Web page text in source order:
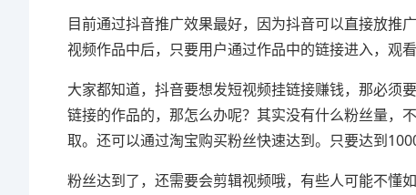
目前通过抖音推广效果最好，因为抖音可以直接放推
视频作品中后，只要用户通过作品中的链接进入，观
大家都知道，抖音要想发短视频挂链接赚钱，那必须
链接的作品的，那怎么办呢？其实没有什么粉丝量，
取。还可以通过淘宝购买粉丝快速达到。只要达到
粉丝达到了，还需要会剪辑视频哦，有些人可能不懂